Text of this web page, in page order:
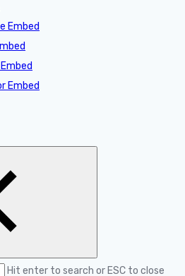
Embed
Embed
Hit enter to search or ESC to close